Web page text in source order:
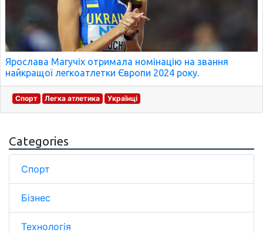
Ярослава Магучіх отримала номінацію на звання
найкращої легкоатлетки Європи 2024 року.
Спорт Легка атлетика Українці
Categories
Спорт
Бізнес
Технологія